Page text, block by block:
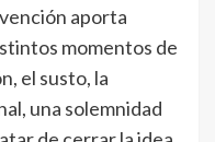
aporta
momentos de
el susto, la
una solemnidad